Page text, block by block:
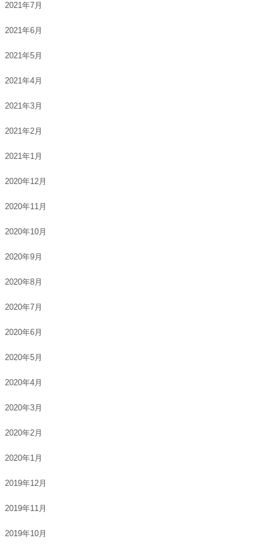
2021年7月
2021年6月
2021年5月
2021年4月
2021年3月
2021年2月
2021年1月
2020年12月
2020年11月
2020年10月
2020年9月
2020年8月
2020年7月
2020年6月
2020年5月
2020年4月
2020年3月
2020年2月
2020年1月
2019年12月
2019年11月
2019年10月